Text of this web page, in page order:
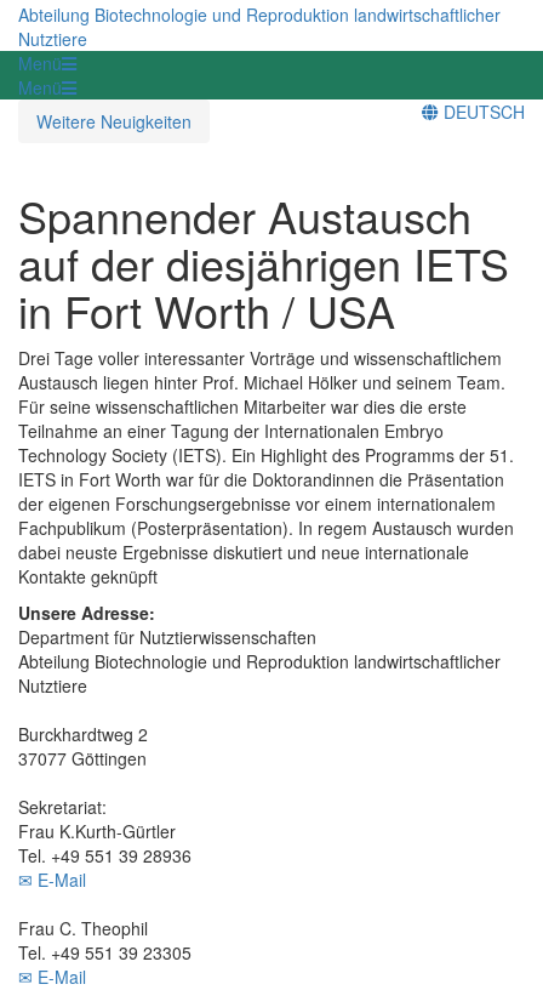
Abteilung Biotechnologie und Reproduktion landwirtschaftlicher
Nutztiere
Menü
Menü
Weitere Neuigkeiten
DEUTSCH
Spannender Austausch
auf der diesjährigen IETS
in Fort Worth / USA
Drei Tage voller interessanter Vorträge und wissenschaftlichem
Austausch liegen hinter Prof. Michael Hölker und seinem Team.
Für seine wissenschaftlichen Mitarbeiter war dies die erste
Teilnahme an einer Tagung der Internationalen Embryo
Technology Society (IETS). Ein Highlight des Programms der 51.
IETS in Fort Worth war für die Doktorandinnen die Präsentation
der eigenen Forschungsergebnisse vor einem internationalem
Fachpublikum (Posterpräsentation). In regem Austausch wurden
dabei neuste Ergebnisse diskutiert und neue internationale
Kontakte geknüpft
Unsere Adresse:
Department für Nutztierwissenschaften
Abteilung Biotechnologie und Reproduktion landwirtschaftlicher
Nutztiere
Burckhardtweg 2
37077 Göttingen
Sekretariat:
Frau K.Kurth-Gürtler
Tel. +49 551 39 28936
✉ E-Mail
Frau C. Theophil
Tel. +49 551 39 23305
✉ E-Mail